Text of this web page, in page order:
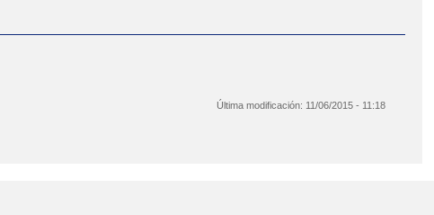
Última modificación: 11/06/2015 - 11:18